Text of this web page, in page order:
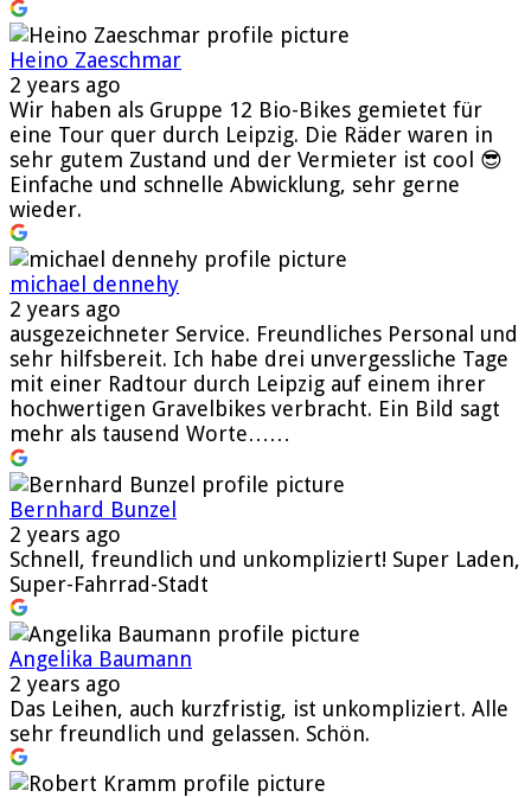
Heino Zaeschmar
2 years ago
Wir haben als Gruppe 12 Bio-Bikes gemietet für
eine Tour quer durch Leipzig. Die Räder waren in
sehr gutem Zustand und der Vermieter ist cool 😎
Einfache und schnelle Abwicklung, sehr gerne
wieder.
michael dennehy
2 years ago
ausgezeichneter Service. Freundliches Personal und
sehr hilfsbereit. Ich habe drei unvergessliche Tage
mit einer Radtour durch Leipzig auf einem ihrer
hochwertigen Gravelbikes verbracht. Ein Bild sagt
mehr als tausend Worte……
Bernhard Bunzel
2 years ago
Schnell, freundlich und unkompliziert! Super Laden,
Super-Fahrrad-Stadt
Angelika Baumann
2 years ago
Das Leihen, auch kurzfristig, ist unkompliziert. Alle
sehr freundlich und gelassen. Schön.